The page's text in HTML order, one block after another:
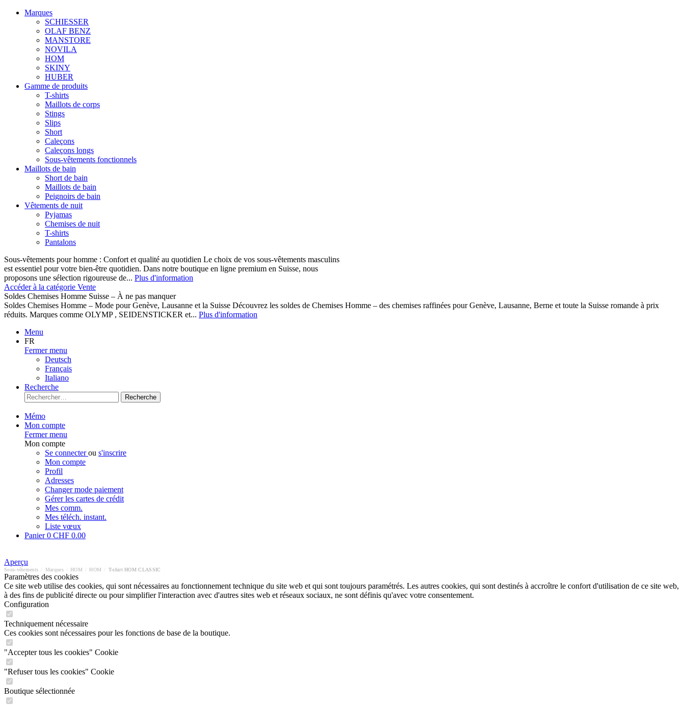
Marques
SCHIESSER
OLAF BENZ
MANSTORE
NOVILA
HOM
SKINY
HUBER
Gamme de produits
T-shirts
Maillots de corps
Stings
Slips
Short
Caleçons
Caleçons longs
Sous-vêtements fonctionnels
Maillots de bain
Short de bain
Maillots de bain
Peignoirs de bain
Vêtements de nuit
Pyjamas
Chemises de nuit
T-shirts
Pantalons
Sous-vêtements pour homme : Confort et qualité au quotidien Le choix de vos sous-vêtements masculins
est essentiel pour votre bien-être quotidien. Dans notre boutique en ligne premium en Suisse, nous
proposons une sélection rigoureuse de... Plus d'information
Accéder à la catégorie Vente
Soldes Chemises Homme Suisse – À ne pas manquer
Soldes Chemises Homme – Mode pour Genève, Lausanne et la Suisse Découvrez les soldes de Chemises Homme – des chemises raffinées pour Genève, Lausanne, Berne et toute la Suisse romande à prix
réduits. Marques comme OLYMP , SEIDENSTICKER et... Plus d'information
Menu
FR
Fermer menu
Deutsch
Français
Italiano
Recherche
Recherche
Mémo
Mon compte
Fermer menu
Mon compte
Se connecterou s'inscrire
Mon compte
Profil
Adresses
Changer mode paiement
Gérer les cartes de crédit
Mes comm.
Mes téléch. instant.
Liste vœux
Panier0 CHF 0.00
Aperçu
Sous-vêtements Marques HOM HOM T-shirt HOM CLASSIC
Paramètres des cookies
Ce site web utilise des cookies, qui sont nécessaires au fonctionnement technique du site web et qui sont toujours paramétrés. Les autres cookies, qui sont destinés à accroître le confort d'utilisation de ce site web,
à des fins de publicité directe ou pour simplifier l'interaction avec d'autres sites web et réseaux sociaux, ne sont définis qu'avec votre consentement.
Configuration
Techniquement nécessaire
Ces cookies sont nécessaires pour les fonctions de base de la boutique.
"Accepter tous les cookies" Cookie
"Refuser tous les cookies" Cookie
Boutique sélectionnée